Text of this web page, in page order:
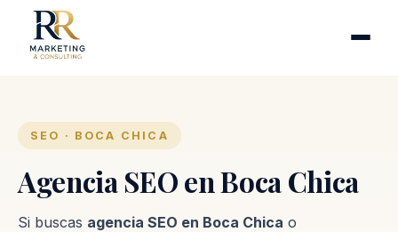
Industrias
SEO · BOCA CHICA
Agencia SEO en Boca Chica
Si buscas agencia SEO en Boca Chica o